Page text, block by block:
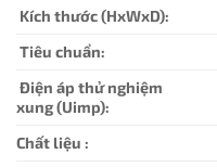
Kích thước (HxWxD):
Tiêu chuẩn:
Điện áp thử nghiệm
xung (Uimp):
Chất liệu :